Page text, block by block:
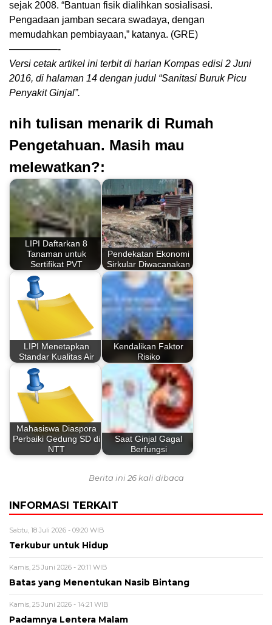
sejak 2008. “Bantuan fisik dialihkan sosialisasi.
Pengadaan jamban secara swadaya, dengan
memudahkan pembiayaan,” katanya. (GRE)
—————-
Versi cetak artikel ini terbit di harian Kompas edisi 2 Juni
2016, di halaman 14 dengan judul “Sanitasi Buruk Picu
Penyakit Ginjal”.
nih tulisan menarik di Rumah
Pengetahuan. Masih mau
melewatkan?:
LIPI Daftarkan 8
Tanaman untuk
Sertifikat PVT
Pendekatan Ekonomi
Sirkular Diwacanakan
LIPI Menetapkan
Standar Kualitas Air
Kendalikan Faktor
Risiko
Mahasiswa Diaspora
Perbaiki Gedung SD di
NTT
Saat Ginjal Gagal
Berfungsi
Berita ini 26 kali dibaca
INFORMASI TERKAIT
Sabtu, 18 Juli 2026 - 09:20 WIB
Terkubur untuk Hidup
Kamis, 25 Juni 2026 - 20:11 WIB
Batas yang Menentukan Nasib Bintang
Kamis, 25 Juni 2026 - 14:21 WIB
Padamnya Lentera Malam